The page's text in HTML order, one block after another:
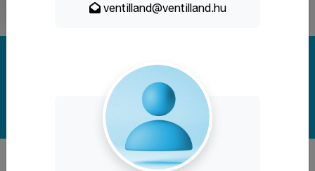
Megoldást keres? Írjon nekünk!
Kapcsolat
A weboldal a Demján Sándor Program keretében és
ventilland@ventilland.hu